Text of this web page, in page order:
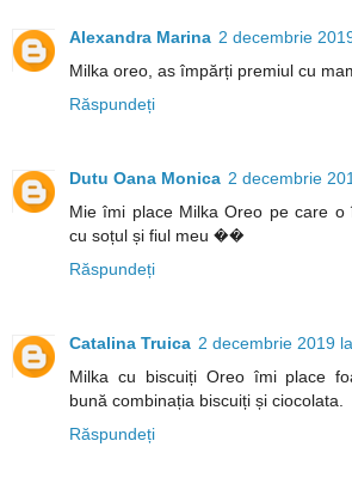
Alexandra Marina 2 decembrie
Milka oreo, as împărți premiul cu
Răspundeți
Dutu Oana Monica 2 decembrie
Mie îmi place Milka Oreo pe care o
cu soțul și fiul meu ��
Răspundeți
Catalina Truica 2 decembrie 2019
Milka cu biscuiți Oreo îmi place
bună combinația biscuiți și ciocolata.
Răspundeți